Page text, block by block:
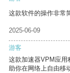
这款软件的操作非常
2025-06-09
游客
这款加速器VPM应用
助你在网络上自由移